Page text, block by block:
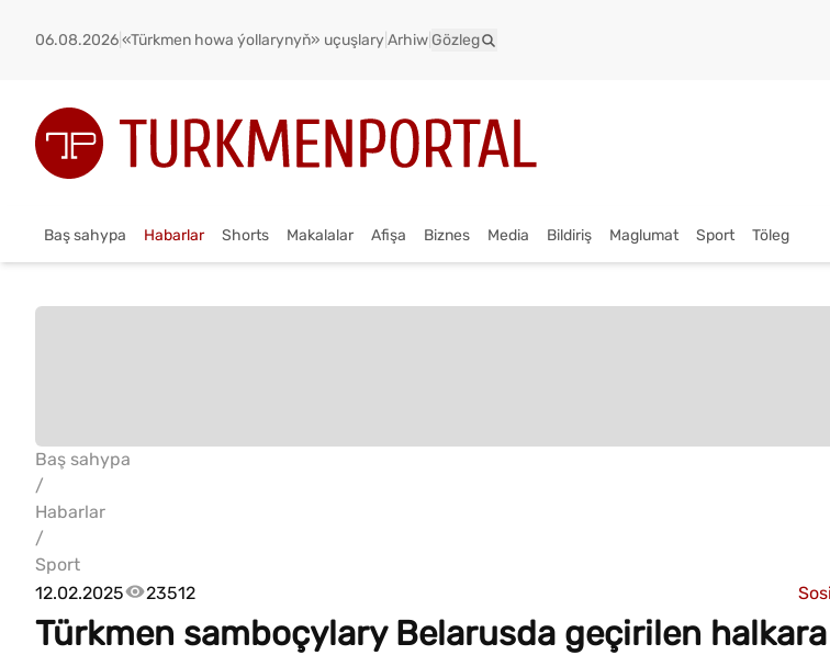
06.08.2026«Türkmen howa ýollarynyň» uçuşlaryArhiw Gözleg
Baş sahypa Habarlar Shorts Makalalar Afişa Biznes Media Bildiriş Maglumat Sport Töleg
Baş sahypa
/
Habarlar
/
Sport
12.02.2025
23512
Türkmen samboçylary Belarusda geçirilen